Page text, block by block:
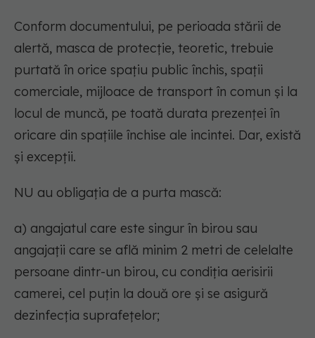
Conform documentului, pe perioada stării de
alertă, masca de protecție, teoretic, trebuie
purtată în orice spațiu public închis, spații
comerciale, mijloace de transport în comun și la
locul de muncă, pe toată durata prezenței în
oricare din spațiile închise ale incintei. Dar, există
și excepții.
NU au obligația de a purta mască:
a) angajatul care este singur în birou sau
angajații care se află minim 2 metri de celelalte
persoane dintr-un birou, cu condiția aerisirii
camerei, cel puțin la două ore și se asigură
dezinfecția suprafețelor;